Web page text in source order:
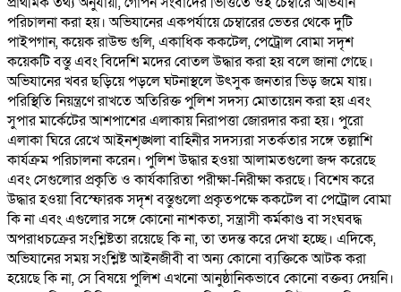
পরিচালনা করা হয়। অভিযানের একপর্যায়ে চেম্বারের ভেতর থেকে দুটি
পাইপগান, কয়েক রাউন্ড গুলি, একাধিক ককটেল, পেট্রোল বোমা সদৃশ
কয়েকটি বস্তু এবং বিদেশি মদের বোতল উদ্ধার করা হয় বলে জানা গেছে।
অভিযানের খবর ছড়িয়ে পড়লে ঘটনাস্থলে উৎসুক জনতার ভিড় জমে যায়।
পরিস্থিতি নিয়ন্ত্রণে রাখতে অতিরিক্ত পুলিশ সদস্য মোতায়েন করা হয় এবং
সুপার মার্কেটের আশপাশের এলাকায় নিরাপত্তা জোরদার করা হয়। পুরো
এলাকা ঘিরে রেখে আইনশৃঙ্খলা বাহিনীর সদস্যরা সতর্কতার সঙ্গে তল্লাশি
কার্যক্রম পরিচালনা করেন। পুলিশ উদ্ধার হওয়া আলামতগুলো জব্দ করেছে
এবং সেগুলোর প্রকৃতি ও কার্যকারিতা পরীক্ষা-নিরীক্ষা করছে। বিশেষ করে
উদ্ধার হওয়া বিস্ফোরক সদৃশ বস্তুগুলো প্রকৃতপক্ষে ককটেল বা পেট্রোল বোমা
কি না এবং এগুলোর সঙ্গে কোনো নাশকতা, সন্ত্রাসী কর্মকাণ্ড বা সংঘবদ্ধ
অপরাধচক্রের সংশ্লিষ্টতা রয়েছে কি না, তা তদন্ত করে দেখা হচ্ছে। এদিকে,
অভিযানের সময় সংশ্লিষ্ট আইনজীবী বা অন্য কোনো ব্যক্তিকে আটক করা
হয়েছে কি না, সে বিষয়ে পুলিশ এখনো আনুষ্ঠানিকভাবে কোনো বক্তব্য দেয়নি।